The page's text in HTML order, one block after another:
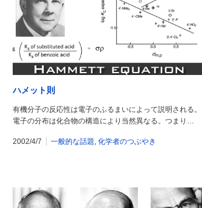
ハメット則
有機分子の反応性は電子のふるまいによって説明される。
電子の分布は化合物の構造により当然異なる。つまり…
2002/4/7 一般的な話題, 化学者のつぶやき